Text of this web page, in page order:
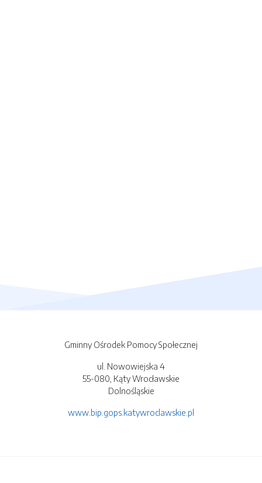
Gminny Ośrodek Pomocy Społecznej
ul. Nowowiejska 4
55-080, Kąty Wrocławskie
Dolnośląskie
www.bip.gops.katywroclawskie.pl